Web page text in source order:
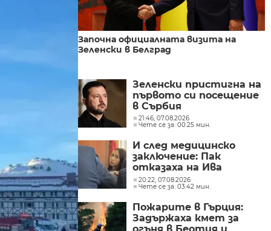
Започна официалната визита на
Зеленски в Белград
Зеленски пристигна на
първото си посещение
в Сърбия
21:46, 07.08.2026
Чете се за: 00:25 мин.
И след медицинско
заключение: Пак
отказаха на Ива
Михайлова да се лекува
в България
20:22, 07.08.2026
Чете се за: 03:42 мин.
Пожарите в Гърция:
Задържаха кмет за